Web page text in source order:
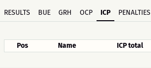
RESULTS BUE GRH OCP ICP PENALTIES
Pos Name ICP total